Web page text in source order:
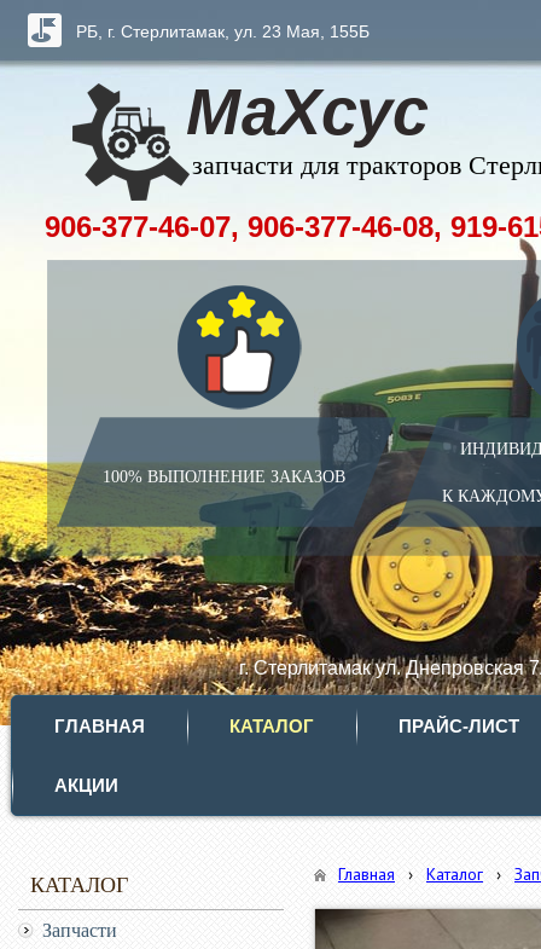
МаХсус
запчасти для тракторов
100% ВЫПОЛНЕНИЕ ЗАКАЗОВ
К
РБ, г. Стерлитамак, ул. 23 Мая, 155Б
г. Стерлитамак ул. Днепровская
906-377-46-07, 906-377-46-08, 919-
ГЛАВНАЯ КАТАЛОГ ПРАЙС-ЛИСТ
АКЦИИ
КАТАЛОГ
Запчасти
Главная › Каталог ›